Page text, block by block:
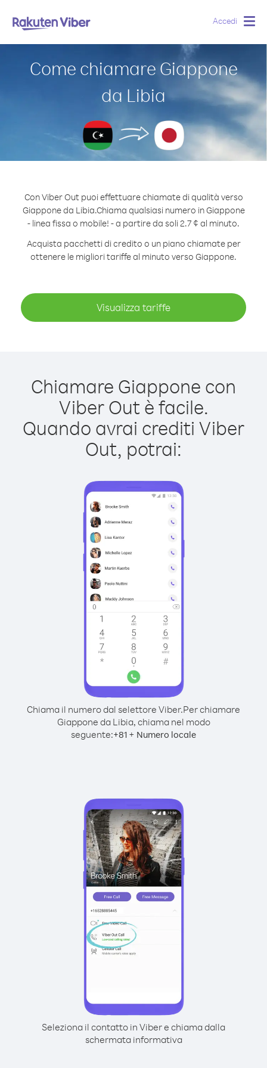
Accedi
Come chiamare Giappone
da Libia
Con Viber Out puoi effettuare chiamate di qualità verso
Giappone da Libia.Chiama qualsiasi numero in Giappone
- linea fissa o mobile! - a partire da soli 2.7 ¢ al minuto.
Acquista pacchetti di credito o un piano chiamate per
ottenere le migliori tariffe al minuto verso Giappone.
Visualizza tariffe
Chiamare Giappone con
Viber Out è facile.
Quando avrai crediti Viber
Out, potrai:
Chiama il numero dal selettore Viber.Per chiamare
Giappone da Libia, chiama nel modo
seguente:+81 + Numero locale
Seleziona il contatto in Viber e chiama dalla
schermata informativa